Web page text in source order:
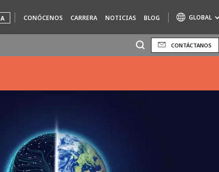
CONÓCENOS CARRERA NOTICIAS BLOG GLOBAL
ENGINEERING & CONSULTING
HAZARDOUS WASTE EUROPE
INDUSTRIAS SOLUCIONES GLOBALES
NUCLEAR SOLUTIONS
CONTÁCTANOS